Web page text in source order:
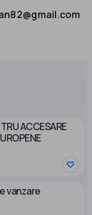
vanzare